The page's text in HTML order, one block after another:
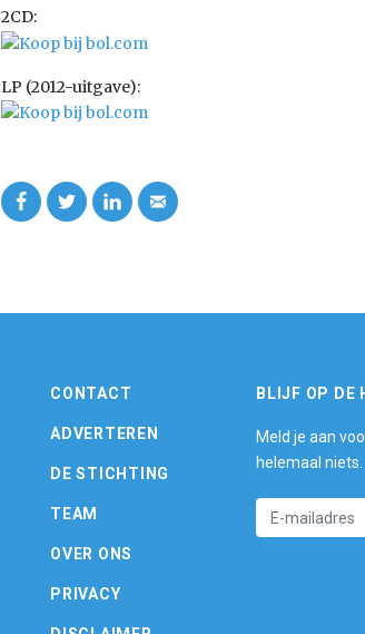
2CD:
LP (2012-uitgave):
CONTACT
ADVERTEREN
DE STICHTING
TEAM
OVER ONS
PRIVACY
BLIJF OP DE
Meld je aan
helemaal niets.